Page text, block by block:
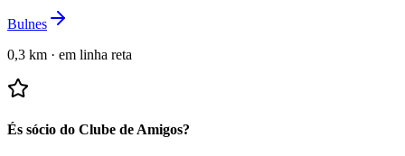
Bulnes
0,3 km · em linha reta
És sócio do Clube de Amigos?